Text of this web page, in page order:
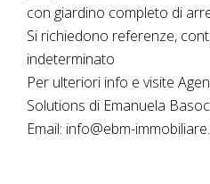
con giardino completo di
Si richiedono referenze,
indeterminato
Per ulteriori info e visite
Solutions di Emanuela
Email: info@ebm-